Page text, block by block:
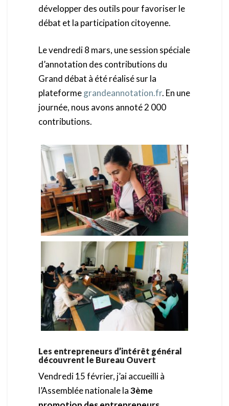
développer des outils pour favoriser le
débat et la participation citoyenne.
Le vendredi 8 mars, une session spéciale
d’annotation des contributions du
Grand débat à été réalisé sur la
plateformegrandeannotation.fr. En une
journée, nous avons annoté 2 000
contributions.
Les entrepreneurs d’intérêt général
découvrent le Bureau Ouvert
Vendredi 15 février, j’ai accueilli à
l’Assemblée nationale la3ème